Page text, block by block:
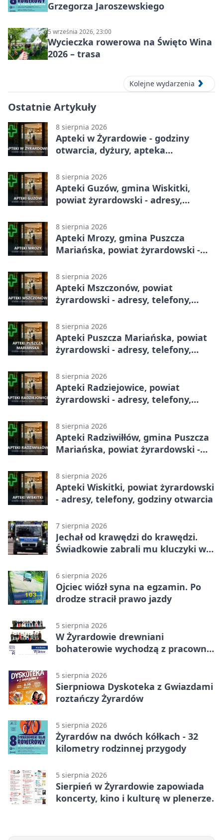
Grzegorza Jaroszewskiego
5 września 2026, 23:00
Wycieczka rowerowa na Święto Wina
2026 – trasa
Kolejne wydarzenia
Ostatnie Artykuły
8 sierpnia 2026
Apteki w Żyrardowie - godziny
otwarcia, dyżury, apteka
8 sierpnia 2026
Apteki Guzów, gmina Wiskitki,
powiat żyrardowski - adresy,
8 sierpnia 2026
Apteki Mrozy, gmina Puszcza
Mariańska, powiat żyrardowski -
8 sierpnia 2026
Apteki Mszczonów, powiat
żyrardowski - adresy, telefony,
8 sierpnia 2026
Apteki Puszcza Mariańska, powiat
żyrardowski - adresy, telefony,
8 sierpnia 2026
Apteki Radziejowice, powiat
żyrardowski - adresy, telefony,
8 sierpnia 2026
Apteki Radziwiłłów, gmina Puszcza
Mariańska, powiat żyrardowski -
8 sierpnia 2026
Apteki Wiskitki, powiat żyrardowski
- adresy, telefony, godziny otwarcia
7 sierpnia 2026
Jechał od krawędzi do krawędzi.
Świadkowie zabrali mu kluczyki w
6 sierpnia 2026
Ojciec wiózł syna na egzamin. Po
drodze stracił prawo jazdy
5 sierpnia 2026
W Żyrardowie drewniani
bohaterowie wychodzą z pracowni
5 sierpnia 2026
Sierpniowa Dyskoteka z Gwiazdami
roztańczy Żyrardów
5 sierpnia 2026
Żyrardów na dwóch kółkach - 32
kilometry rodzinnej przygody
5 sierpnia 2026
Sierpień w Żyrardowie zapowiada
koncerty, kino i kulturę w plenerze.